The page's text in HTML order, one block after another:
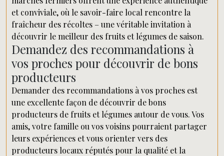
et conviviale, où le savoir-faire local rencontre la
fraîcheur des récoltes – une véritable invitation à
découvrir le meilleur des fruits et légumes de saison.
Demandez des recommandations à
vos proches pour découvrir de bons
producteurs
Demander des recommandations à vos proches est
une excellente façon de découvrir de bons
producteurs de fruits et légumes autour de vous. Vos
amis, votre famille ou vos voisins pourraient partager
leurs expériences et vous orienter vers des
producteurs locaux réputés pour la qualité et la